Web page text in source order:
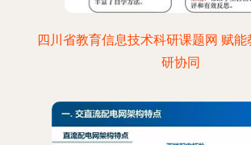
四川省教育信息技术科研课题网 赋
研协同